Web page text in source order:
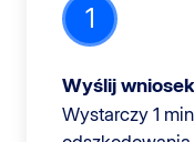
1
Wyślij
Wystarczy 1